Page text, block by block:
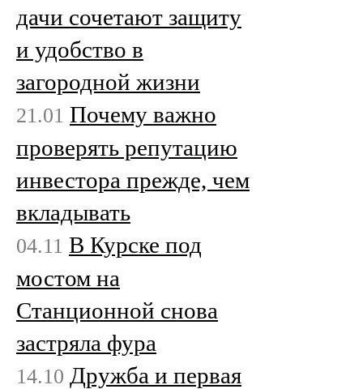
дачи сочетают защиту
и удобство в
загородной жизни
21.01 Почему важно
проверять репутацию
инвестора прежде, чем
вкладывать
04.11 В Курске под
мостом на
Станционной снова
застряла фура
14.10 Дружба и первая